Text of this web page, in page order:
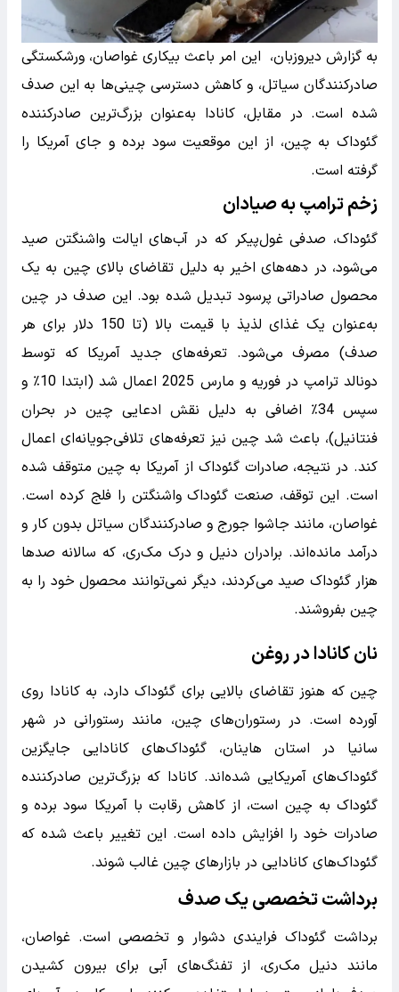
به گزارش دیروزبان، این امر باعث بیکاری غواصان، ورشکستگی
صادرکنندگان سیاتل، و کاهش دسترسی چینی‌ها به این صدف
شده است. در مقابل، کانادا به‌عنوان بزرگ‌ترین صادرکننده
گئوداک به چین، از این موقعیت سود برده و جای آمریکا را
گرفته است.
زخم ترامپ به صیادان
گئوداک، صدفی غول‌پیکر که در آب‌های ایالت واشنگتن صید
می‌شود، در دهه‌های اخیر به دلیل تقاضای بالای چین به یک
محصول صادراتی پرسود تبدیل شده بود. این صدف در چین
به‌عنوان یک غذای لذیذ با قیمت بالا (تا 150 دلار برای هر
صدف) مصرف می‌شود. تعرفه‌های جدید آمریکا که توسط
دونالد ترامپ در فوریه و مارس 2025 اعمال شد (ابتدا 10٪ و
سپس 34٪ اضافی به دلیل نقش ادعایی چین در بحران
فنتانیل)، باعث شد چین نیز تعرفه‌های تلافی‌جویانه‌ای اعمال
کند. در نتیجه، صادرات گئوداک از آمریکا به چین متوقف شده
است. این توقف، صنعت گئوداک واشنگتن را فلج کرده است.
غواصان، مانند جاشوا جورج و صادرکنندگان سیاتل بدون کار و
درآمد مانده‌اند. برادران دنیل و درک مک‌ری، که سالانه صدها
هزار گئوداک صید می‌کردند، دیگر نمی‌توانند محصول خود را به
چین بفروشند.
نان کانادا در روغن
چین که هنوز تقاضای بالایی برای گئوداک دارد، به کانادا روی
آورده است. در رستوران‌های چین، مانند رستورانی در شهر
سانیا در استان هاینان، گئوداک‌های کانادایی جایگزین
گئوداک‌های آمریکایی شده‌اند. کانادا که بزرگ‌ترین صادرکننده
گئوداک به چین است، از کاهش رقابت با آمریکا سود برده و
صادرات خود را افزایش داده است. این تغییر باعث شده که
گئوداک‌های کانادایی در بازارهای چین غالب شوند.
برداشت تخصصی یک صدف
برداشت گئوداک فرایندی دشوار و تخصصی است. غواصان،
مانند دنیل مک‌ری، از تفنگ‌های آبی برای بیرون کشیدن